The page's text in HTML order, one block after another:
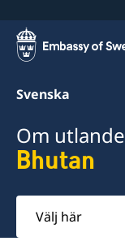
Svenska
Om
Bhutan
Välj
här